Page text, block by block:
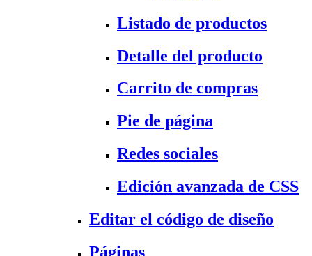
Listado de productos
Detalle del producto
Carrito de compras
Pie de página
Redes sociales
Edición avanzada de CSS
Editar el código de diseño
Páginas